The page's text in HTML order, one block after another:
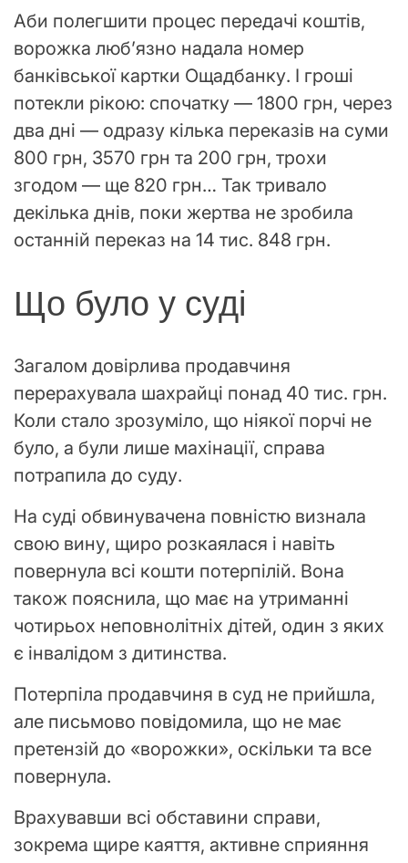
Аби полегшити процес передачі коштів,
ворожка люб’язно надала номер
банківської картки Ощадбанку. І гроші
потекли рікою: спочатку — 1800 грн, через
два дні — одразу кілька переказів на суми
800 грн, 3570 грн та 200 грн, трохи
згодом — ще 820 грн… Так тривало
декілька днів, поки жертва не зробила
останній переказ на 14 тис. 848 грн.
Що було у суді
Загалом довірлива продавчиня
перерахувала шахрайці понад 40 тис. грн.
Коли стало зрозуміло, що ніякої порчі не
було, а були лише махінації, справа
потрапила до суду.
На суді обвинувачена повністю визнала
свою вину, щиро розкаялася і навіть
повернула всі кошти потерпілій. Вона
також пояснила, що має на утриманні
чотирьох неповнолітніх дітей, один з яких
є інвалідом з дитинства.
Потерпіла продавчиня в суд не прийшла,
але письмово повідомила, що не має
претензій до «ворожки», оскільки та все
повернула.
Врахувавши всі обставини справи,
зокрема щире каяття, активне сприяння